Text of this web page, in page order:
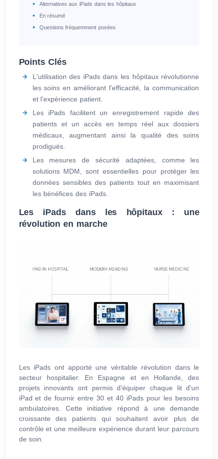
Alternatives aux iPads dans les hôpitaux
En résumé
Questions fréquemment posées
Points Clés
L'utilisation des iPads dans les hôpitaux révolutionne
les soins en améliorant l'efficacité, la communication
et l'expérience patient.
Les iPads facilitent un enregistrement rapide des
patients et un accès en temps réel aux dossiers
médicaux, augmentant ainsi la qualité des soins
prodigués.
Les mesures de sécurité adaptées, comme les
solutions MDM, sont essentielles pour protéger les
données sensibles des patients tout en maximisant
les bénéfices des iPads.
Les iPads dans les hôpitaux : une
révolution en marche
Les iPads ont apporté une véritable révolution dans le
secteur hospitalier. En Espagne et en Hollande, des
projets innovants ont permis d'équiper chaque lit d'un
iPad et de fournir entre 30 et 40 iPads pour les besoins
ambulatoires. Cette initiative répond à une demande
croissante des patients qui souhaitent avoir plus de
contrôle et une meilleure expérience durant leur parcours
de soin.